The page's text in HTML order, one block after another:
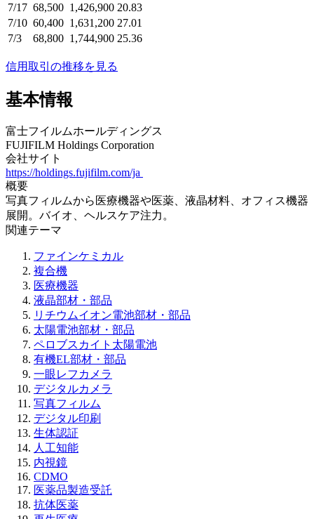
7/17 68,500 1,426,900 20.83
7/10 60,400 1,631,200 27.01
7/3
68,800 1,744,900 25.36
信用取引の推移を見る
基本情報
富士フイルムホールディングス
FUJIFILM Holdings Corporation
会社サイト
https://holdings.fujifilm.com/ja
概要
写真フィルムから医療機器や医薬、液晶材料、オフィス機器
展開。バイオ、ヘルスケア注力。
関連テーマ
ファインケミカル
複合機
医療機器
液晶部材・部品
リチウムイオン電池部材・部品
太陽電池部材・部品
ペロブスカイト太陽電池
有機EL部材・部品
一眼レフカメラ
デジタルカメラ
写真フィルム
デジタル印刷
生体認証
人工知能
内視鏡
CDMO
医薬品製造受託
抗体医薬